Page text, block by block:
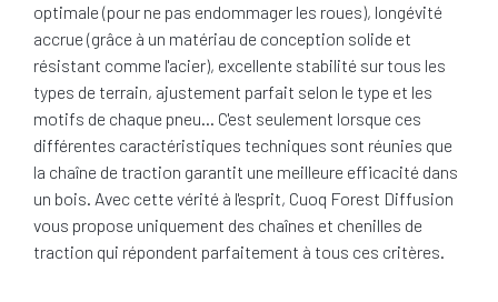
optimale (pour ne pas endommager les roues), longévité
accrue (grâce à un matériau de conception solide et
résistant comme l'acier), excellente stabilité sur tous les
types de terrain, ajustement parfait selon le type et les
motifs de chaque pneu… C'est seulement lorsque ces
différentes caractéristiques techniques sont réunies que
la chaîne de traction garantit une meilleure efficacité dans
un bois. Avec cette vérité à l'esprit, Cuoq Forest Diffusion
vous propose uniquement des chaînes et chenilles de
traction qui répondent parfaitement à tous ces critères.